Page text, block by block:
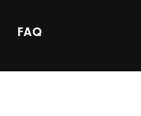
FAQ